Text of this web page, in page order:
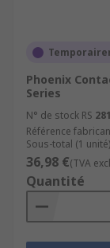
Phoenix
Series
N° de stock RS
Référence
Sous-total (1 unité)
36,98 €(TVA
Quantité